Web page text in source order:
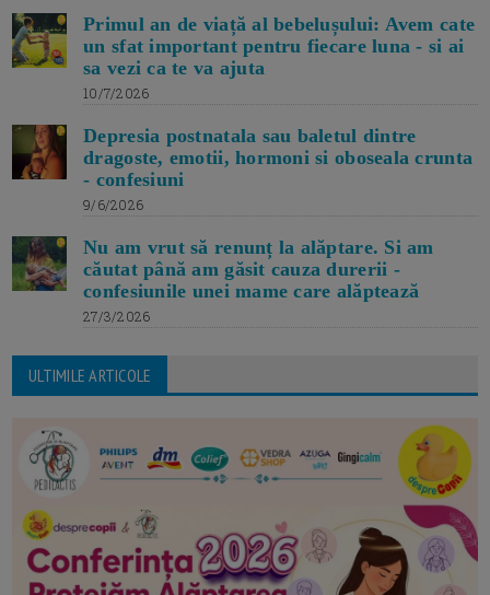
Primul an de viață al bebelușului: Avem cate
un sfat important pentru fiecare luna - si ai
sa vezi ca te va ajuta
10/7/2026
Depresia postnatala sau baletul dintre
dragoste, emotii, hormoni si oboseala crunta
- confesiuni
9/6/2026
Nu am vrut să renunț la alăptare. Si am
căutat până am găsit cauza durerii -
confesiunile unei mame care alăptează
27/3/2026
ULTIMILE ARTICOLE